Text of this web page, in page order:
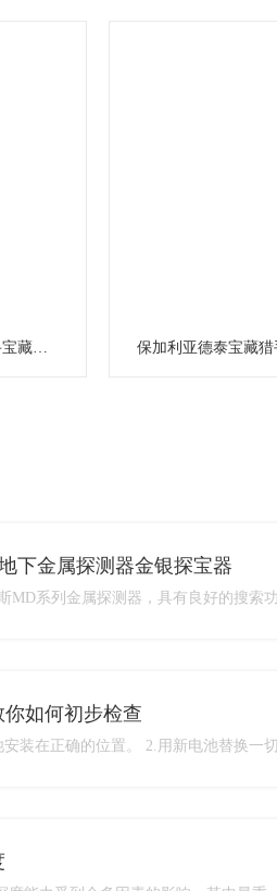
波兰进口鲁特斯alter 71地下金属探测器户外探宝寻宝藏是你的好帮
下金属探测器金银探宝器
如何初步检查